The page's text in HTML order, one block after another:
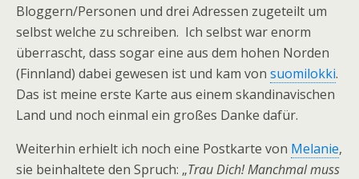
Bloggern/Personen und drei Adressen zugeteilt um
selbst welche zu schreiben. Ich selbst war enorm
überrascht, dass sogar eine aus dem hohen Norden
(Finnland) dabei gewesen ist und kam von suomilokki.
Das ist meine erste Karte aus einem skandinavischen
Land und noch einmal ein großes Danke dafür.
Weiterhin erhielt ich noch eine Postkarte von Melanie,
sie beinhaltete den Spruch: „Trau Dich! Manchmal muss